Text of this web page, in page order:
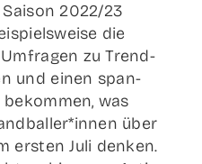
2022/23
die
zu Trend-
und einen span­
was
über
ers­ten Juli den­ken.